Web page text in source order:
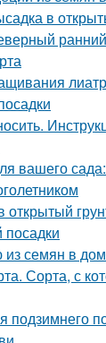
в
вашего
открытый
из семян в
Сорта, с
подзимнего